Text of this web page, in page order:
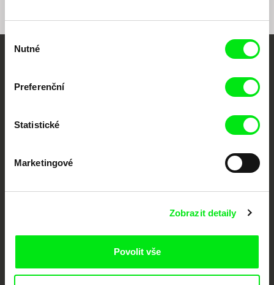
Výběr
souhlasu
Nutné
Preferenční
Statistické
Marketingové
Zobrazit detaily
Povolit vše
Portál DAFilms.cz je výsledkem tvůrčí spolupráce 7 klíčových evropských
posouvat hranice dokumentárního filmu, propagovat jeho rozmanitost a
Členové Doc Alliance